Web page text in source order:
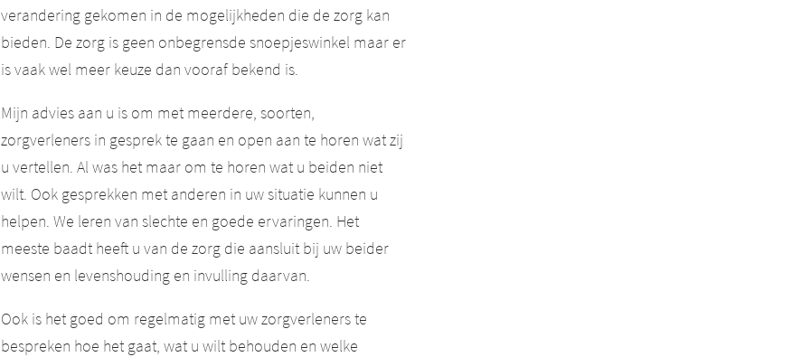
verandering gekomen in de mogelijkheden die de zorg kan
bieden. De zorg is geen onbegrensde snoepjeswinkel maar er
is vaak wel meer keuze dan vooraf bekend is.
Mijn advies aan u is om met meerdere, soorten,
zorgverleners in gesprek te gaan en open aan te horen wat zij
u vertellen. Al was het maar om te horen wat u beiden niet
wilt. Ook gesprekken met anderen in uw situatie kunnen u
helpen. We leren van slechte en goede ervaringen. Het
meeste baadt heeft u van de zorg die aansluit bij uw beider
wensen en levenshouding en invulling daarvan.
Ook is het goed om regelmatig met uw zorgverleners te
bespreken hoe het gaat, wat u wilt behouden en welke